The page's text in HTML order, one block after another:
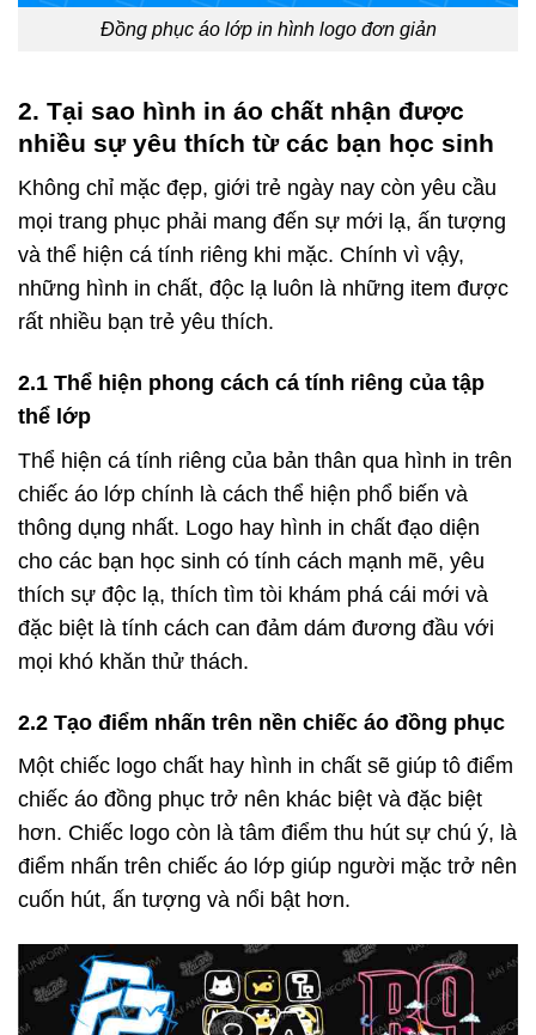
Đồng phục áo lớp in hình logo đơn giản
2. Tại sao hình in áo chất nhận được
nhiều sự yêu thích từ các bạn học sinh
Không chỉ mặc đẹp, giới trẻ ngày nay còn yêu cầu
mọi trang phục phải mang đến sự mới lạ, ấn tượng
và thể hiện cá tính riêng khi mặc. Chính vì vậy,
những hình in chất, độc lạ luôn là những item được
rất nhiều bạn trẻ yêu thích.
2.1 Thể hiện phong cách cá tính riêng của tập
thể lớp
Thể hiện cá tính riêng của bản thân qua hình in trên
chiếc áo lớp chính là cách thể hiện phổ biến và
thông dụng nhất. Logo hay hình in chất đạo diện
cho các bạn học sinh có tính cách mạnh mẽ, yêu
thích sự độc lạ, thích tìm tòi khám phá cái mới và
đặc biệt là tính cách can đảm dám đương đầu với
mọi khó khăn thử thách.
2.2 Tạo điểm nhấn trên nền chiếc áo đồng phục
Một chiếc logo chất hay hình in chất sẽ giúp tô điểm
chiếc áo đồng phục trở nên khác biệt và đặc biệt
hơn. Chiếc logo còn là tâm điểm thu hút sự chú ý, là
điểm nhấn trên chiếc áo lớp giúp người mặc trở nên
cuốn hút, ấn tượng và nổi bật hơn.